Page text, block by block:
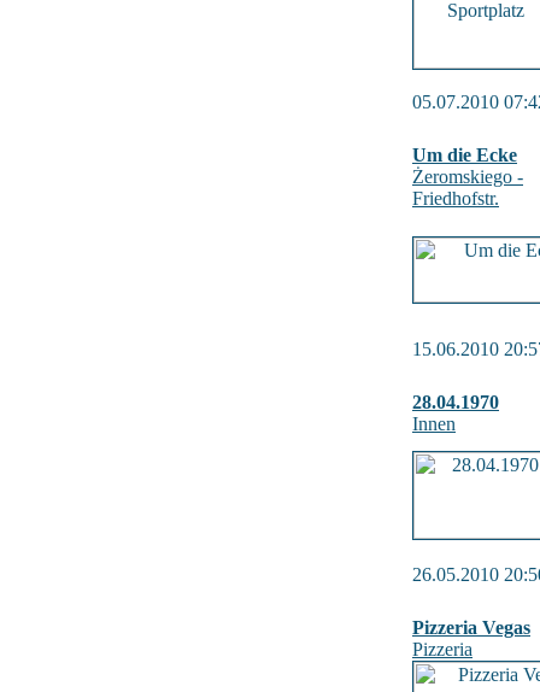
05.07.2010
Um die Ecke
Żeromskiego -
Friedhofstr.
15.06.2010
28.04.1970
Innen
26.05.2010
Pizzeria Vegas
Pizzeria